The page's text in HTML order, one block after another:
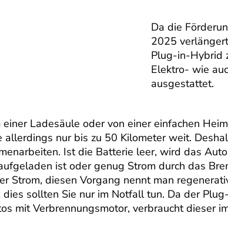
Da die
2025
Plug-in-Hybrid
Elektro- wie
ausgestattet.
Ladesäule oder von einer einfachen
allerdings nur bis zu 50 Kilometer weit.
Ist die Batterie leer, wird das
ist oder genug Strom durch das
Strom, diesen Vorgang nennt man
dies sollten Sie nur im Notfall tun. Da der
mit Verbrennungsmotor, verbraucht dieser